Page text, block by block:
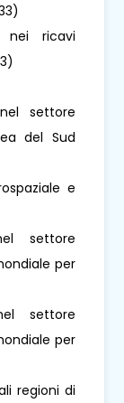
nei ricavi
settore
del Sud
e
settore
per
settore
per
regioni di